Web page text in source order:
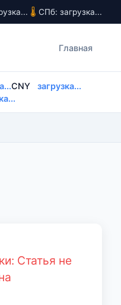
СПб: загрузка...
Главная
CNY
загрузка...
Статья не